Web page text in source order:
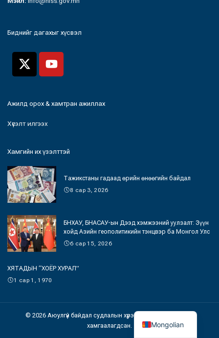
Биднийг дагахыг хүсвэл
Ажилд орох & хамтран ажиллах
Хүсэлт илгээх
Хамгийн их үзэлттэй
Тажикстаны гадаад өрийн өнөөгийн байдал
8 сар 3, 2026
БНХАУ, БНАСАУ-ын Дээд хэмжээний уулзалт: Зүүн
хойд Азийн геополитикийн тэнцвэр ба Монгол Улс
6 сар 15, 2026
ХЯТАДЫН “ХОЁР ХУРАЛ”
1 сар 1, 1970
© 2026 Аюулгүй байдал судлалын хүрээлэн. Бүх эрх хуулиар
хамгаалагдсан.
Mongolian